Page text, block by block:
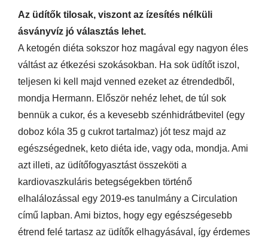
Az üdítők tilosak, viszont az ízesítés nélküli
ásványvíz jó választás lehet.
A ketogén diéta sokszor hoz magával egy nagyon éles
váltást az étkezési szokásokban. Ha sok üdítőt iszol,
teljesen ki kell majd venned ezeket az étrendedből,
mondja Hermann. Először nehéz lehet, de túl sok
bennük a cukor, és a kevesebb szénhidrátbevitel (egy
doboz kóla 35 g cukrot tartalmaz) jót tesz majd az
egészségednek, keto diéta ide, vagy oda, mondja. Ami
azt illeti, az üdítőfogyasztást összeköti a
kardiovaszkuláris betegségekben történő
elhalálozással egy 2019-es tanulmány a Circulation
című lapban. Ami biztos, hogy egy egészségesebb
étrend felé tartasz az üdítők elhagyásával, így érdemes